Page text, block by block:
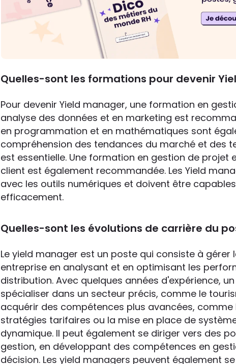
Quelles-sont les formations pour devenir
Pour devenir Yield manager, une formation en
analyse des données et en marketing est
en programmation et en mathématiques sont
compréhension des tendances du marché et des
est essentielle. Une formation en gestion de projet
client est également recommandée. Les Yield
avec les outils numériques et doivent être
efficacement.
Quelles-sont les évolutions de carrière du
Le yield manager est un poste qui consiste à gérer
entreprise en analysant et en optimisant les
distribution. Avec quelques années d'expérience,
spécialiser dans un secteur précis, comme le
acquérir des compétences plus avancées,
stratégies tarifaires ou la mise en place de
dynamique. Il peut également se diriger vers des
gestion, en développant des compétences en
décision. Les yield managers peuvent également